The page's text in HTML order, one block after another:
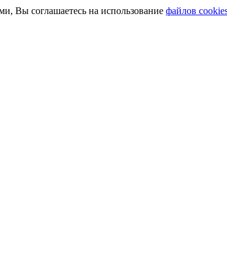
Вы соглашаетесь на использование файлов